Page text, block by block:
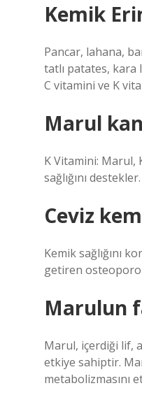
Kemik
Pancar, lahana,
tatlı patates,
C vitamini ve K
Marul
K Vitamini: Marul,
sağlığını destekler.
Ceviz
Kemik sağlığını
getiren
Marulun
Marul, içerdiği lif,
etkiye sahiptir.
metabolizmasını